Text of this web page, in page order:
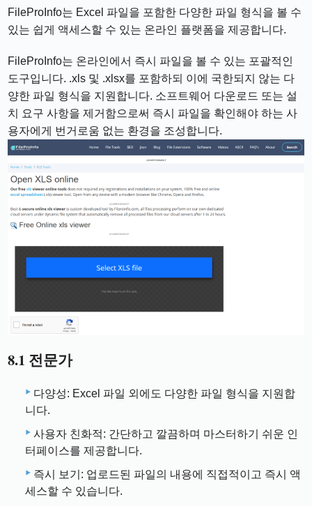
FileProInfo는 Excel 파일을 포함한 다양한 파일 형식을 볼 수
있는 쉽게 액세스할 수 있는 온라인 플랫폼을 제공합니다.
FileProInfo는 온라인에서 즉시 파일을 볼 수 있는 포괄적인
도구입니다. .xls 및 .xlsx를 포함하되 이에 국한되지 않는 다
양한 파일 형식을 지원합니다. 소프트웨어 다운로드 또는 설
치 요구 사항을 제거함으로써 즉시 파일을 확인해야 하는 사
용자에게 번거로움 없는 환경을 조성합니다.
8.1 전문가
다양성: Excel 파일 외에도 다양한 파일 형식을 지원합
니다.
사용자 친화적: 간단하고 깔끔하며 마스터하기 쉬운 인
터페이스를 제공합니다.
즉시 보기: 업로드된 파일의 내용에 직접적이고 즉시 액
세스할 수 있습니다.